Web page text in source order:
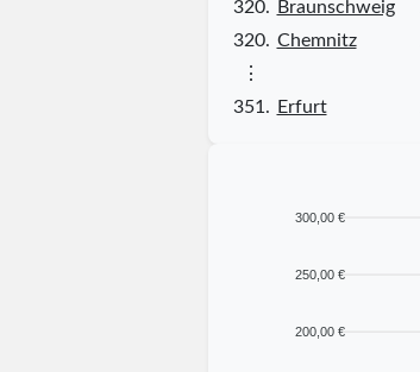
320.
Braunschweig
320. Chemnitz
⋮
351.
Erfurt
300,00 €
250,00 €
200,00 €